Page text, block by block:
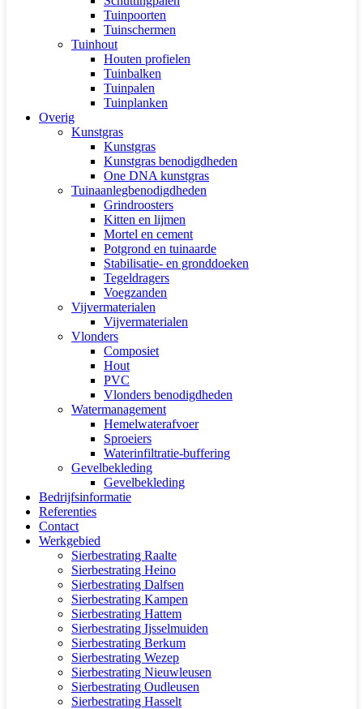
Tuinpoorten
Tuinschermen
Tuinhout
Houten profielen
Tuinbalken
Tuinpalen
Tuinplanken
Overig
Kunstgras
Kunstgras
Kunstgras benodigdheden
One DNA kunstgras
Tuinaanlegbenodigdheden
Grindroosters
Kitten en lijmen
Mortel en cement
Potgrond en tuinaarde
Stabilisatie- en gronddoeken
Tegeldragers
Voegzanden
Vijvermaterialen
Vijvermaterialen
Vlonders
Composiet
Hout
PVC
Vlonders benodigdheden
Watermanagement
Hemelwaterafvoer
Sproeiers
Waterinfiltratie-buffering
Gevelbekleding
Gevelbekleding
Bedrijfsinformatie
Referenties
Contact
Werkgebied
Sierbestrating Raalte
Sierbestrating Heino
Sierbestrating Dalfsen
Sierbestrating Kampen
Sierbestrating Hattem
Sierbestrating Ijsselmuiden
Sierbestrating Berkum
Sierbestrating Wezep
Sierbestrating Nieuwleusen
Sierbestrating Oudleusen
Sierbestrating Hasselt